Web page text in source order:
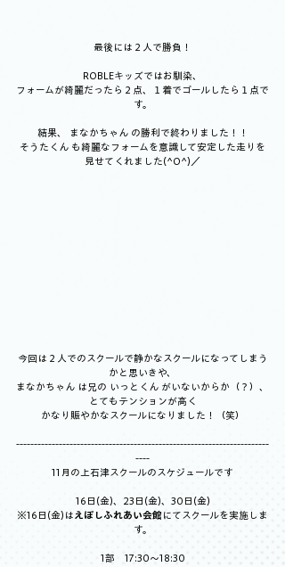
最後には２人で勝負！
ROBLEキッズではお馴染、
フォームが綺麗だったら２点、１着でゴールしたら１点で
す。
結果、 まなかちゃん の勝利で終わりました！！
そうたくん も綺麗なフォームを意識して安定した走りを
見せてくれました(^O^)／
今回は２人でのスクールで静かなスクールになってしまう
かと思いきや、
まなかちゃん は兄の いっとくん がいないからか（？）、
とてもテンションが高く
かなり賑やかなスクールになりました！（笑）
-----------------------------------------------------------------------
----
11月の上石津スクールのスケジュールです
16日(金)、23日(金)、30日(金)
※16日(金)はえぼしふれあい会館にてスクールを実施しま
す。
1部　17:30～18:30